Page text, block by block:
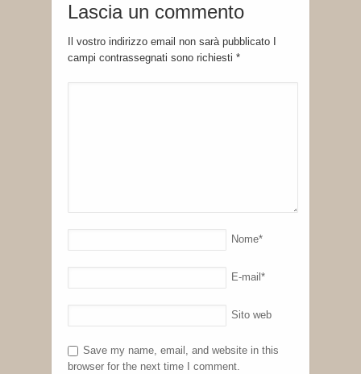
Lascia un commento
Il vostro indirizzo email non sarà pubblicato I
campi contrassegnati sono richiesti *
Nome*
E-mail *
Sito web
Save my name, email, and website in this
browser for the next time I comment.